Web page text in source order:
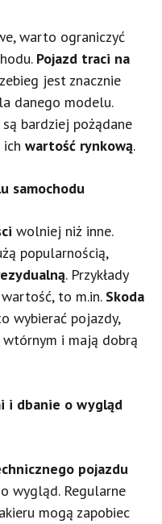
warto ograniczyć
Pojazd traci na
jest znacznie
danego modelu.
bardziej pożądane
wartość rynkową.
samochodu
wolniej niż inne.
popularnością,
. Przykłady
to m.in. Skoda
wybierać pojazdy,
i mają dobrą
i dbanie o wygląd
pojazdu
wygląd. Regularne
mogą zapobiec